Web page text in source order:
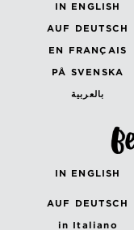
IN ENGLISH
AUF DEUTSCH
EN FRANÇAIS
PÅ SVENSKA
بالعربية
IN ENGLISH
AUF DEUTSCH
in Italiano